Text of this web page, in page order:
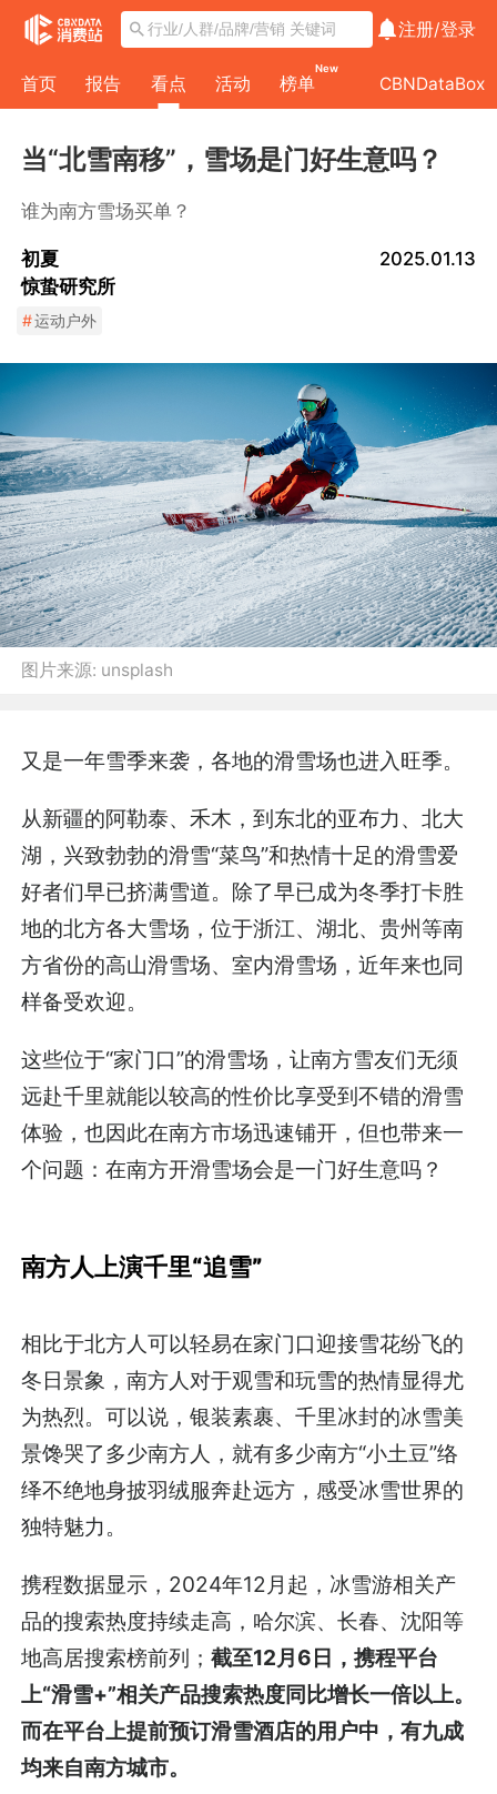
注册/登录
首页 报告 看点 活动 榜单
New
CBNDataBox
当“北雪南移”，雪场是门好生意吗？
谁为南方雪场买单？
初夏
惊蛰研究所
2025.01.13
#运动户外
图片来源: unsplash
又是一年雪季来袭，各地的滑雪场也进入旺季。
从新疆的阿勒泰、禾木，到东北的亚布力、北大
湖，兴致勃勃的滑雪“菜鸟”和热情十足的滑雪爱
好者们早已挤满雪道。除了早已成为冬季打卡胜
地的北方各大雪场，位于浙江、湖北、贵州等南
方省份的高山滑雪场、室内滑雪场，近年来也同
样备受欢迎。
这些位于“家门口”的滑雪场，让南方雪友们无须
远赴千里就能以较高的性价比享受到不错的滑雪
体验，也因此在南方市场迅速铺开，但也带来一
个问题：在南方开滑雪场会是一门好生意吗？
南方人上演千里“追雪”
相比于北方人可以轻易在家门口迎接雪花纷飞的
冬日景象，南方人对于观雪和玩雪的热情显得尤
为热烈。可以说，银装素裹、千里冰封的冰雪美
景馋哭了多少南方人，就有多少南方“小土豆”络
绎不绝地身披羽绒服奔赴远方，感受冰雪世界的
独特魅力。
携程数据显示，2024年12月起，冰雪游相关产
品的搜索热度持续走高，哈尔滨、长春、沈阳等
地高居搜索榜前列；截至12月6日，携程平台
上“滑雪+”相关产品搜索热度同比增长一倍以上。
而在平台上提前预订滑雪酒店的用户中，有九成
均来自南方城市。